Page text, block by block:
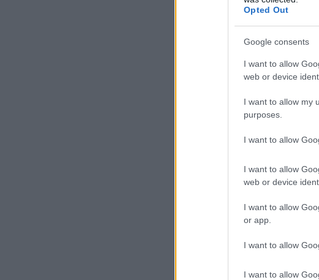
Opted Out
Google consents
I want to allow
web or device
I want to allow my
purposes.
I want to allow
I want to allow
web or device
I want to allow
or app.
I want to allow
I want to allow
Εξάλλου, η
κορωνοϊού